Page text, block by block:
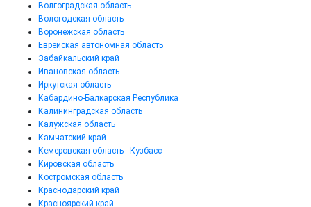
Волгоградская область
Вологодская область
Воронежская область
Еврейская автономная область
Забайкальский край
Ивановская область
Иркутская область
Кабардино-Балкарская Республика
Калининградская область
Калужская область
Камчатский край
Кемеровская область - Кузбасс
Кировская область
Костромская область
Краснодарский край
Красноярский край